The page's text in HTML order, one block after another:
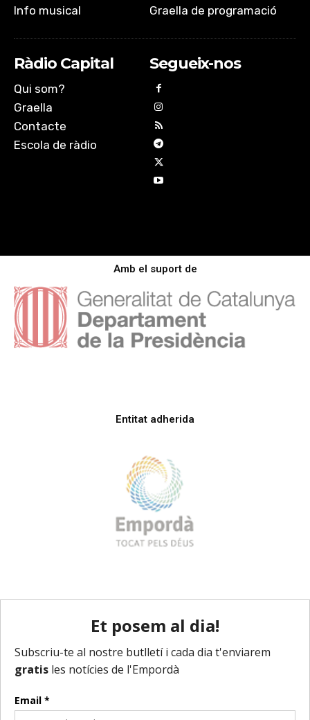
Info musical
Graella de programació
Ràdio Capital
Qui som?
Graella
Contacte
Escola de ràdio
Segueix-nos
Amb el suport de
Entitat adherida